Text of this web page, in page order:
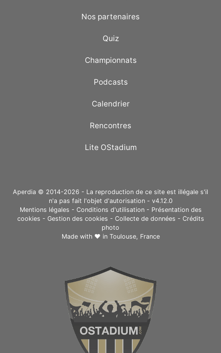
Nos partenaires
Quiz
Championnats
Podcasts
Calendrier
Rencontres
Lite OStadium
Aperdia © 2014-2026 - La reproduction de ce site est illégale s'il
n'a pas fait l'objet d'autorisation - v4.12.0
Mentions légales - Conditions d'utilisation- Présentation des
cookies - Gestion des cookies - Collecte de données - Crédits
photo
Made with ❤ in Toulouse, France